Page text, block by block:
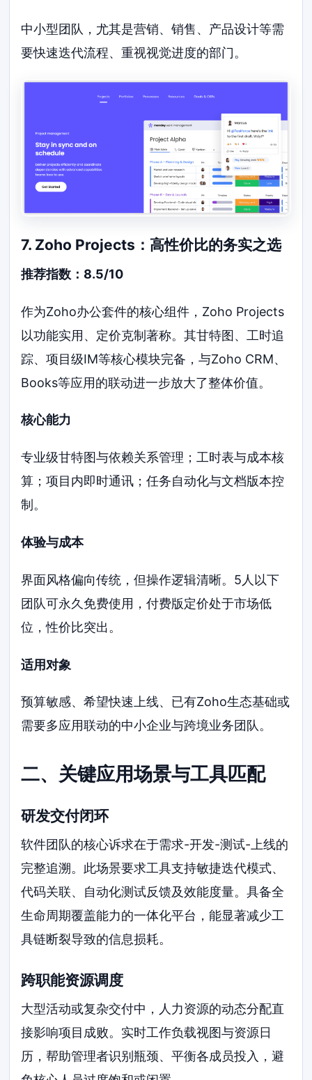
中小型团队，尤其是营销、销售、产品设计等需
要快速迭代流程、重视视觉进度的部门。
7. Zoho Projects：高性价比的务实之选
推荐指数：8.5/10
作为Zoho办公套件的核心组件，Zoho Projects
以功能实用、定价克制著称。其甘特图、工时追
踪、项目级IM等核心模块完备，与Zoho CRM、
Books等应用的联动进一步放大了整体价值。
核心能力
专业级甘特图与依赖关系管理；工时表与成本核
算；项目内即时通讯；任务自动化与文档版本控
制。
体验与成本
界面风格偏向传统，但操作逻辑清晰。5人以下
团队可永久免费使用，付费版定价处于市场低
位，性价比突出。
适用对象
预算敏感、希望快速上线、已有Zoho生态基础或
需要多应用联动的中小企业与跨境业务团队。
二、关键应用场景与工具匹配
研发交付闭环
软件团队的核心诉求在于需求-开发-测试-上线的
完整追溯。此场景要求工具支持敏捷迭代模式、
代码关联、自动化测试反馈及效能度量。具备全
生命周期覆盖能力的一体化平台，能显著减少工
具链断裂导致的信息损耗。
跨职能资源调度
大型活动或复杂交付中，人力资源的动态分配直
接影响项目成败。实时工作负载视图与资源日
历，帮助管理者识别瓶颈、平衡各成员投入，避